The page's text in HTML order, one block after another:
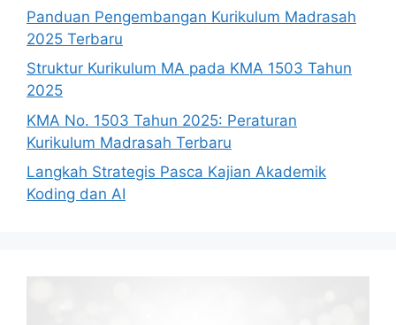
Panduan Pengembangan Kurikulum Madrasah
2025 Terbaru
Struktur Kurikulum MA pada KMA 1503 Tahun
2025
KMA No. 1503 Tahun 2025: Peraturan
Kurikulum Madrasah Terbaru
Langkah Strategis Pasca Kajian Akademik
Koding dan AI